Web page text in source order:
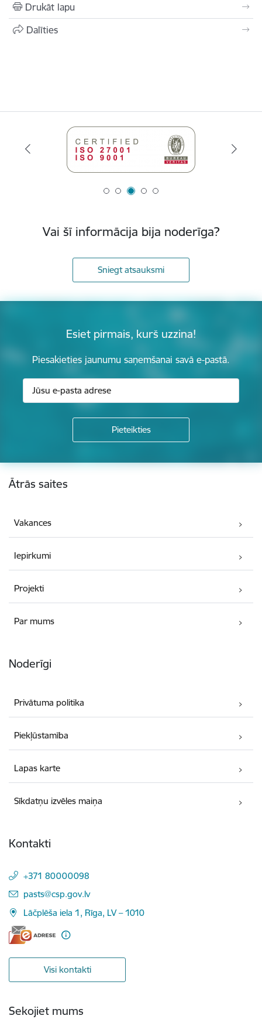
Drukāt lapu
Dalīties
Vai šī informācija bija noderīga?
Sniegt atsauksmi
Esiet pirmais, kurš uzzina!
Piesakieties jaunumu saņemšanai savā e-pastā.
Kājene
Ātrās saites
Vakances
Iepirkumi
Projekti
Par mums
Noderīgi
Privātuma politika
Piekļūstamība
Lapas karte
Sīkdatņu izvēles maiņa
Kontakti
+371 80000098
E-pasts:
pasts@csp.gov.lv
Lāčplēša iela 1, Rīga, LV – 1010
Visi kontakti
Sekojiet mums